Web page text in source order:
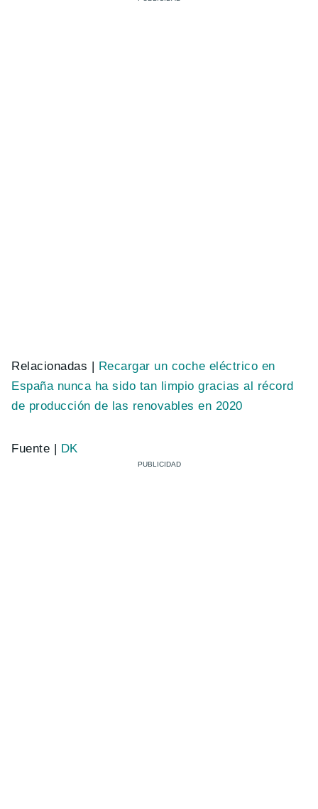
Relacionadas |
Recargar un coche eléctrico en
España nunca ha sido tan limpio gracias al récord
de producción de las renovables en 2020
Fuente | DK